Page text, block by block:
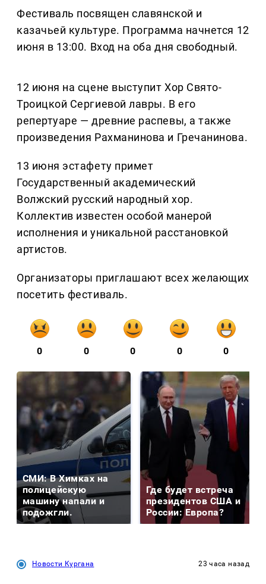
Фестиваль посвящен славянской и
казачьей культуре. Программа начнется 12
июня в 13:00. Вход на оба дня свободный.
12 июня на сцене выступит Хор Свято-
Троицкой Сергиевой лавры. В его
репертуаре — древние распевы, а также
произведения Рахманинова и Гречанинова.
13 июня эстафету примет
Государственный академический
Волжский русский народный хор.
Коллектив известен особой манерой
исполнения и уникальной расстановкой
артистов.
Организаторы приглашают всех желающих
посетить фестиваль.
0 0 0 0 0
СМИ: В Химках на
полицейскую
машину напали и
подожгли.
Где будет встреча
президентов США и
России: Европа?
Новости Кургана 23 часа назад